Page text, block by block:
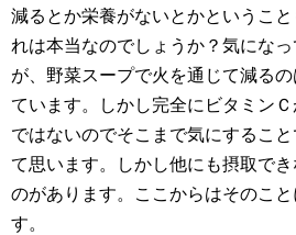
減るとか栄養がないとかというこ
れは本当なのでしょうか？気にな
が、野菜スープで火を通じて減る
ています。しかし完全にビタミン
ではないのでそこまで気にするこ
て思います。しかし他にも摂取で
のがあります。ここからはそのこ
す。